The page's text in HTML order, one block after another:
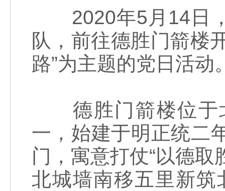
2020年5月14日，
队，前往德胜门箭楼
路”为主题的党日活动
德胜门箭楼位于
一，始建于明正统二
门，寓意打仗“以德
北城墙南移五里新筑